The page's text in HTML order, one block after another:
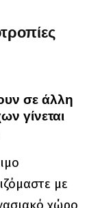
σε άλλη
γίνεται
με
χώρο